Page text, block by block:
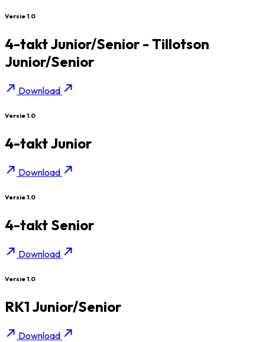
Versie 1.0
4-takt Junior/Senior - Tillotson
Junior/Senior
Download
Versie 1.0
4-takt Junior
Download
Versie 1.0
4-takt Senior
Download
Versie 1.0
RK1 Junior/Senior
Download